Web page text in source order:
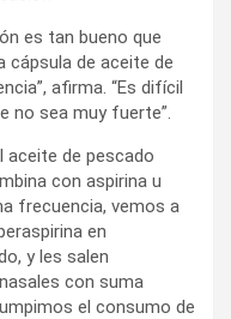
es tan bueno que
cápsula de aceite de
afirma. “Es difícil
no sea muy fuerte”.
aceite de pescado
con aspirina u
frecuencia, vemos a
en
y les salen
con suma
el consumo de